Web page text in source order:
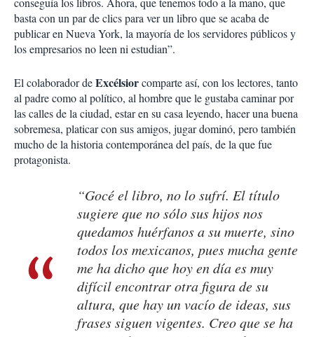
basta con un par de clics para ver un libro que se acaba de
publicar en Nueva York, la mayoría de los servidores públicos y
los empresarios no leen ni estudian”.
El colaborador deExcélsiorcomparte así, con los lectores, tanto
al padre como al político, al hombre que le gustaba caminar por
las calles de la ciudad, estar en su casa leyendo, hacer una buena
sobremesa, platicar con sus amigos, jugar dominó, pero también
mucho de la historia contemporánea del país, de la que fue
protagonista.
“Gocé el libro, no lo sufrí. El título
sugiere que no sólo sus hijos nos
quedamos huérfanos a su muerte, sino
todos los mexicanos, pues mucha gente
me ha dicho que hoy en día es muy
difícil encontrar otra figura de su
altura, que hay un vacío de ideas, sus
frases siguen vigentes. Creo que se ha